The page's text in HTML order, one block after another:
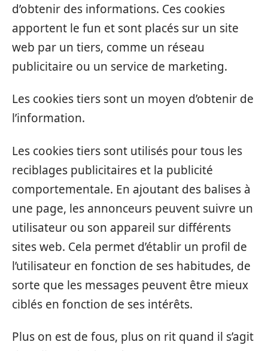
d’obtenir des informations. Ces cookies
apportent le fun et sont placés sur un site
web par un tiers, comme un réseau
publicitaire ou un service de marketing.
Les cookies tiers sont un moyen d’obtenir de
l’information.
Les cookies tiers sont utilisés pour tous les
reciblages publicitaires et la publicité
comportementale. En ajoutant des balises à
une page, les annonceurs peuvent suivre un
utilisateur ou son appareil sur différents
sites web. Cela permet d’établir un profil de
l’utilisateur en fonction de ses habitudes, de
sorte que les messages peuvent être mieux
ciblés en fonction de ses intérêts.
Plus on est de fous, plus on rit quand il s’agit